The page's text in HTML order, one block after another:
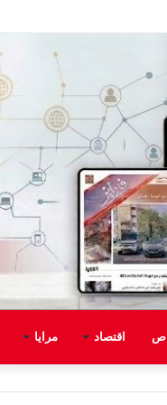
اقتصاد مرايا